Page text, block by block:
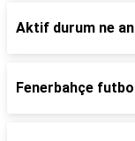
Aktif durum ne
Fenerbahçe